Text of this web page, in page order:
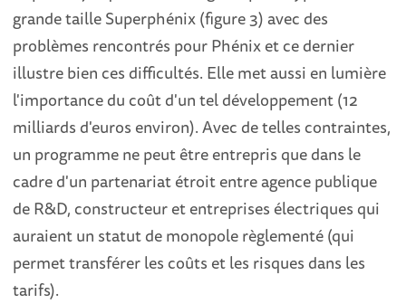
grande taille Superphénix (figure 3) avec des
problèmes rencontrés pour Phénix et ce dernier
illustre bien ces difficultés. Elle met aussi en lumière
l'importance du coût d'un tel développement (12
milliards d'euros environ). Avec de telles contraintes,
un programme ne peut être entrepris que dans le
cadre d'un partenariat étroit entre agence publique
de R&D, constructeur et entreprises électriques qui
auraient un statut de monopole règlementé (qui
permet transférer les coûts et les risques dans les
tarifs).